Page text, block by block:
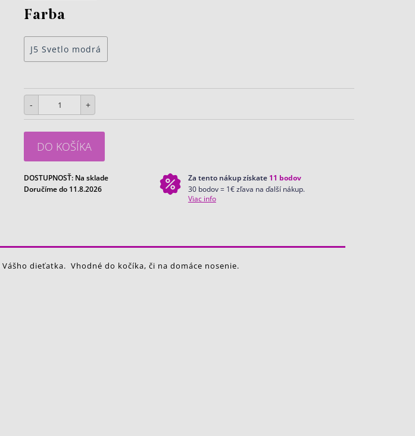
Farba
J5 Svetlo modrá
- +
DO KOŠÍKA
DOSTUPNOSŤ: Na sklade
Doručíme do 11.8.2026
Za tento nákup získate 11 bodov
30 bodov = 1€ zľava na ďalší nákup.
Viac info
dieťatka. Vhodné do kočíka, či na domáce nosenie.